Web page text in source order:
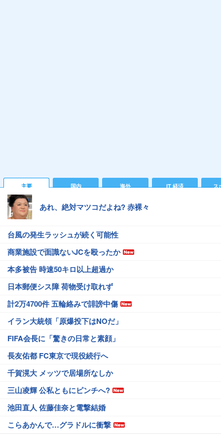
主要 国内 海外 IT 経済 ス
あれ、絶対マツコだよね? 赤裸々
台風の発生ラッシュが続く可能性
商業施設で面識ないJCを殴ったか
本多被告 時速50キロ以上超過か
日本郵便シス障 荷物受け取れず
計2万4700件 五輪絡みで誹謗中傷
イラン大統領「原爆投下はNOだ」
FIFA会長に「驚きの日常と素顔」
長友佑都 FC東京で現役続行へ
千賀滉大 メッツで居場所なしか
三山凌輝 公私ともにピンチへ?
池田直人 佐藤佳奈と電撃結婚
こらあかんで…グラドルに衝撃